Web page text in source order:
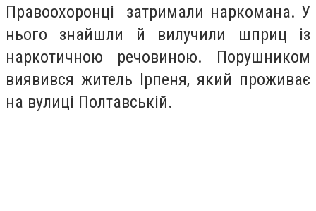
Правоохоронці затримали наркомана. У
нього знайшли й вилучили шприц із
наркотичною речовиною. Порушником
виявився житель Ірпеня, який проживає
на вулиці Полтавській.